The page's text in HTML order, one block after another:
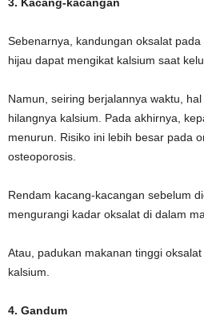
3. Kacang-kacangan
Sebenarnya, kandungan oksalat
hijau dapat mengikat kalsium saat
Namun, seiring berjalannya waktu,
hilangnya kalsium. Pada akhirnya,
menurun. Risiko ini lebih besar pada
osteoporosis.
Rendam kacang-kacangan sebelum
mengurangi kadar oksalat di dalam
Atau, padukan makanan tinggi
kalsium.
4. Gandum